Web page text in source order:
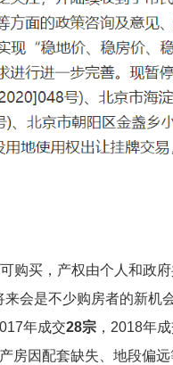
购买，产权由个人和政
会是不少购房者的新机会
年成交28宗 ，2018年
房因配套缺失、地段偏